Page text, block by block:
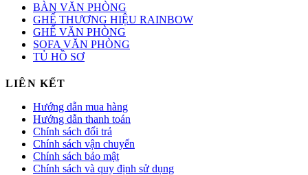
BÀN VĂN PHÒNG
GHẾ THƯƠNG HIỆU RAINBOW
GHẾ VĂN PHÒNG
SOFA VĂN PHÒNG
TỦ HỒ SƠ
LIÊN KẾT
Hướng dẫn mua hàng
Hướng dẫn thanh toán
Chính sách đổi trả
Chính sách vận chuyển
Chính sách bảo mật
Chính sách và quy định sử dụng